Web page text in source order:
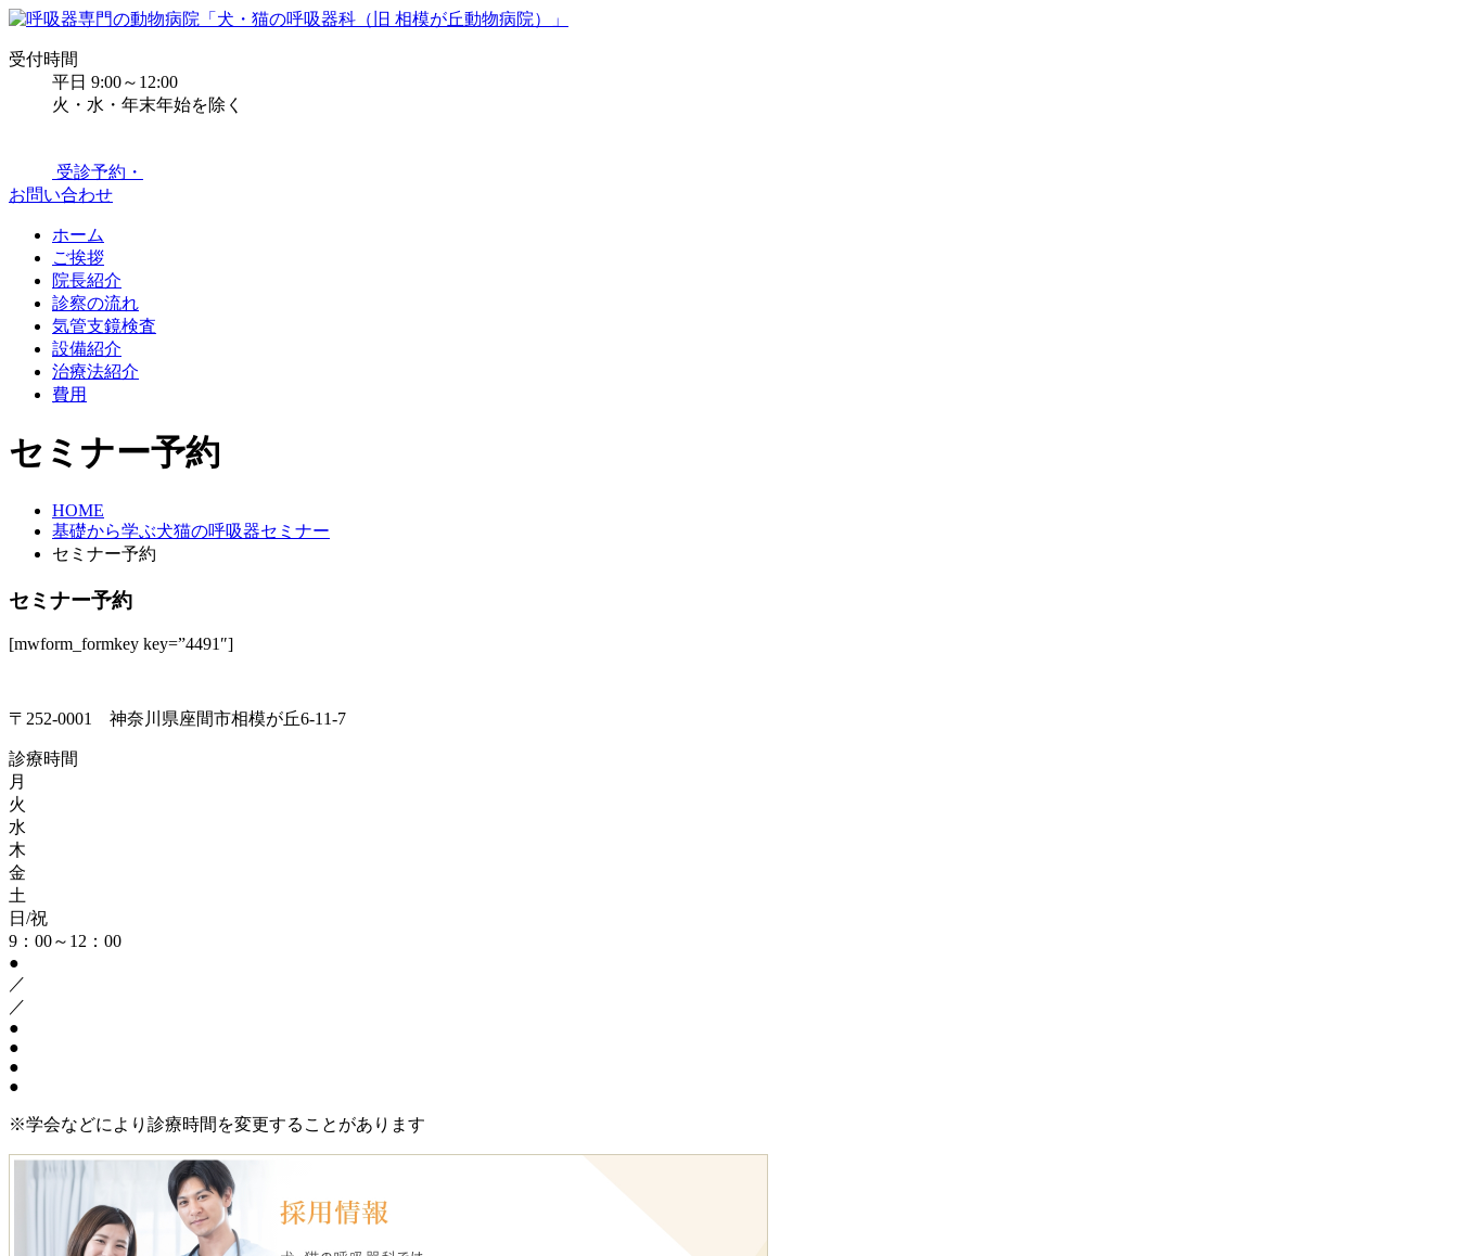
受付時間
平日 9:00～12:00
火・水・年末年始を除く
受診予約・
お問い合わせ
ホーム
ご挨拶
院長紹介
診察の流れ
気管支鏡検査
設備紹介
治療法紹介
費用
セミナー予約
HOME
基礎から学ぶ犬猫の呼吸器セミナー
セミナー予約
セミナー予約
[mwform_formkey key=”4491″]
〒252-0001 神奈川県座間市相模が丘6-11-7
診療時間
月
火
水
木
金
土
日/祝
9：00～12：00
●
／
／
●
●
●
●
※学会などにより診療時間を変更することがあります